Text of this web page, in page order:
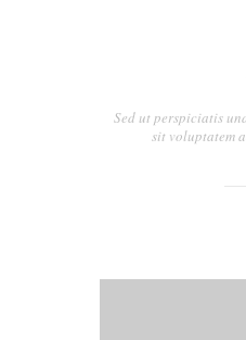
Sed ut perspiciatis
sit voluptatem